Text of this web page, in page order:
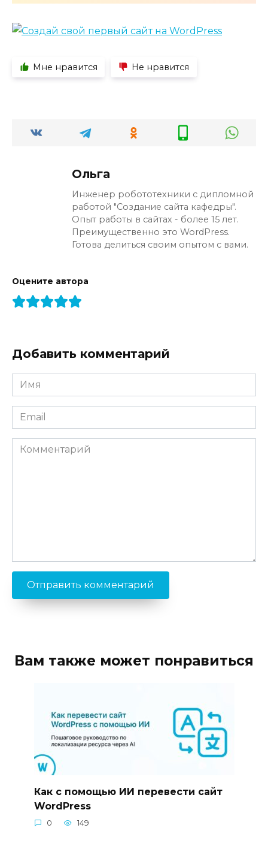
Мне нравится Не нравится
Ольга
Инженер робототехники с дипломной
работой "Создание сайта кафедры".
Опыт работы в сайтах - более 15 лет.
Преимущественно это WordPress.
Готова делиться своим опытом с вами.
Оцените автора
Добавить комментарий
Имя
*
Email
*
Комментарий
Вам также может понравиться
Как с помощью ИИ перевести сайт
WordPress
0 149